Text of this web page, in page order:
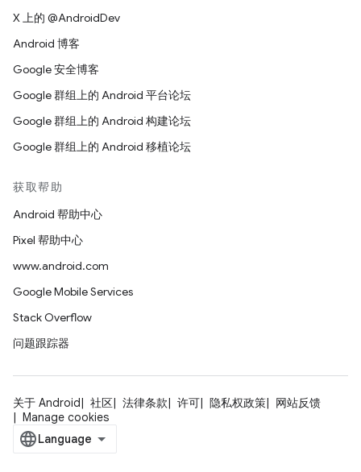
X 上的 @AndroidDev
Android 博客
Google 安全博客
Google 群组上的 Android 平台论坛
Google 群组上的 Android 构建论坛
Google 群组上的 Android 移植论坛
获取帮助
Android 帮助中心
Pixel 帮助中心
www.android.com
Google Mobile Services
Stack Overflow
问题跟踪器
关于 Android 社区 法律条款 许可 隐私权政策
网站反馈
Manage cookies